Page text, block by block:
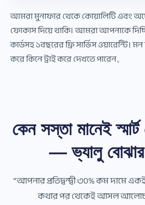
আমরা মুনাফার থেকে কোয়ালিটি এবং
ফোকাস দিয়ে থাকি। আমরা আপনাকে
কার্ডসহ ১বছরের ফ্রি সার্ভিস ওয়ারেন্টি।
করে কিনে ট্রাই করে দেখতে পারেন。
কেন সস্তা মানেই
— ভ্যালু
“আপনার প্রতিদ্বন্দ্বী ৩০% কম দামে
কথার পর থেকেই আসল